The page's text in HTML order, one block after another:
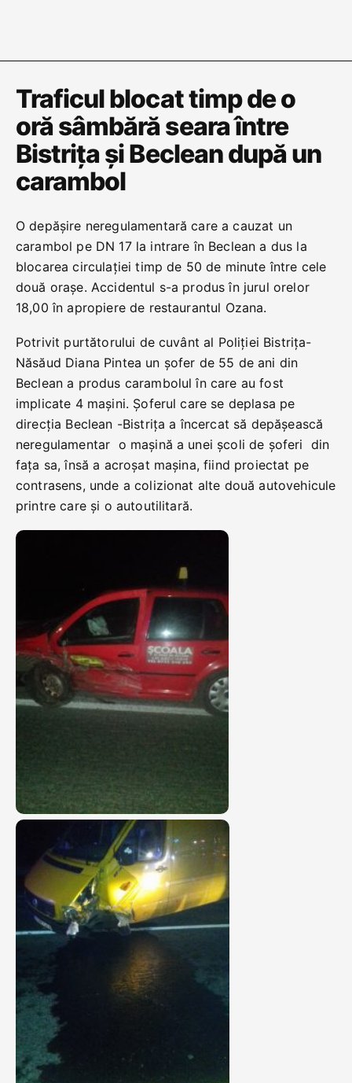
Traficul blocat timp de o
oră sâmbără seara între
Bistrița și Beclean după un
carambol
O depășire neregulamentară care a cauzat un
carambol pe DN 17 la intrare în Beclean a dus la
blocarea circulației timp de 50 de minute între cele
două orașe. Accidentul s-a produs în jurul orelor
18,00 în apropiere de restaurantul Ozana.
Potrivit purtătorului de cuvânt al Poliției Bistrița-
Năsăud Diana Pintea un șofer de 55 de ani din
Beclean a produs carambolul în care au fost
implicate 4 mașini. Șoferul care se deplasa pe
direcția Beclean -Bistrița a încercat să depășească
neregulamentar o mașină a unei școli de șoferi din
fața sa, însă a acroșat mașina, fiind proiectat pe
contrasens, unde a colizionat alte două autovehicule
printre care și o autoutilitară.